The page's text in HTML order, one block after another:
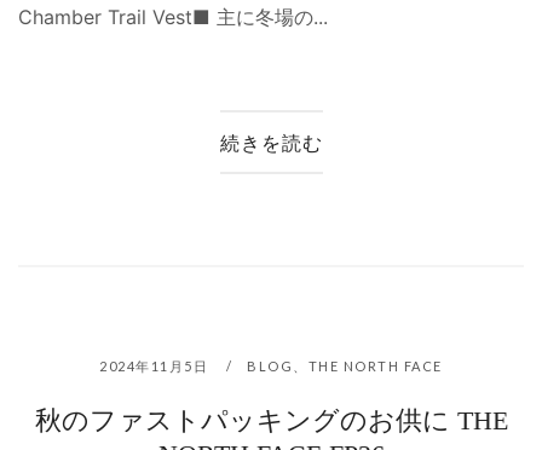
Chamber Trail Vest■ 主に冬場の...
続きを読む
2024年11月5日 BLOG THE NORTH FACE
秋のファストパッキングのお供に THE